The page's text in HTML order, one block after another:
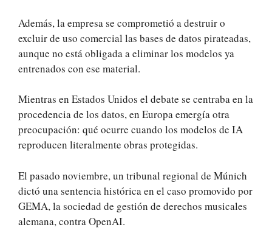
Además, la empresa se comprometió a destruir o
excluir de uso comercial las bases de datos pirateadas,
aunque no está obligada a eliminar los modelos ya
entrenados con ese material.
Mientras en Estados Unidos el debate se centraba en la
procedencia de los datos, en Europa emergía otra
preocupación: qué ocurre cuando los modelos de IA
reproducen literalmente obras protegidas.
El pasado noviembre, un tribunal regional de Múnich
dictó una sentencia histórica en el caso promovido por
GEMA, la sociedad de gestión de derechos musicales
alemana, contra OpenAI.